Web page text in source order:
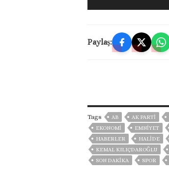
Paylaş:
Tags AB AK PARTİ
EKONOMİ
EMNİYET
HABERLER
HALİDE
KEMAL KILIÇDAROĞLU
SON DAKIKA
SPOR